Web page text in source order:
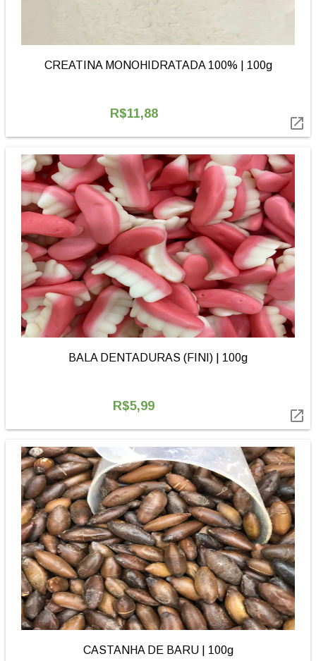
CREATINA MONOHIDRATADA 100% | 100g
R$11,88

BALA DENTADURAS (FINI) | 100g
R$5,99

CASTANHA DE BARU | 100g